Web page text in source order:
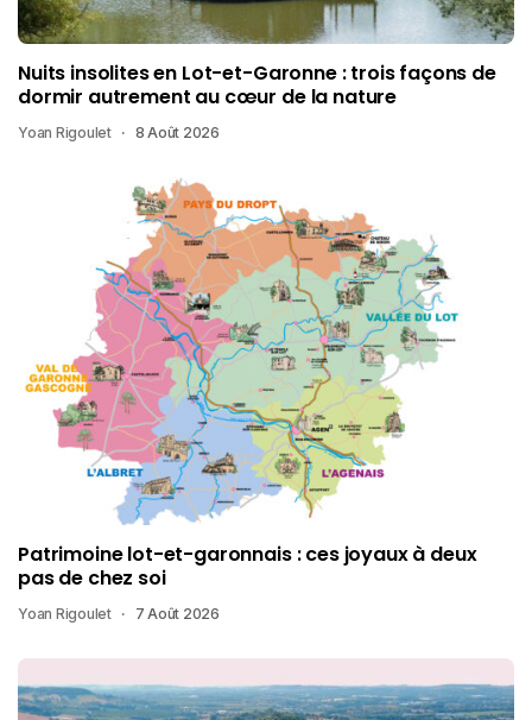
Nuits insolites en Lot-et-Garonne : trois façons de
dormir autrement au cœur de la nature
Yoan Rigoulet 8 Août 2026
Patrimoine lot-et-garonnais : ces joyaux à deux
pas de chez soi
Yoan Rigoulet 7 Août 2026